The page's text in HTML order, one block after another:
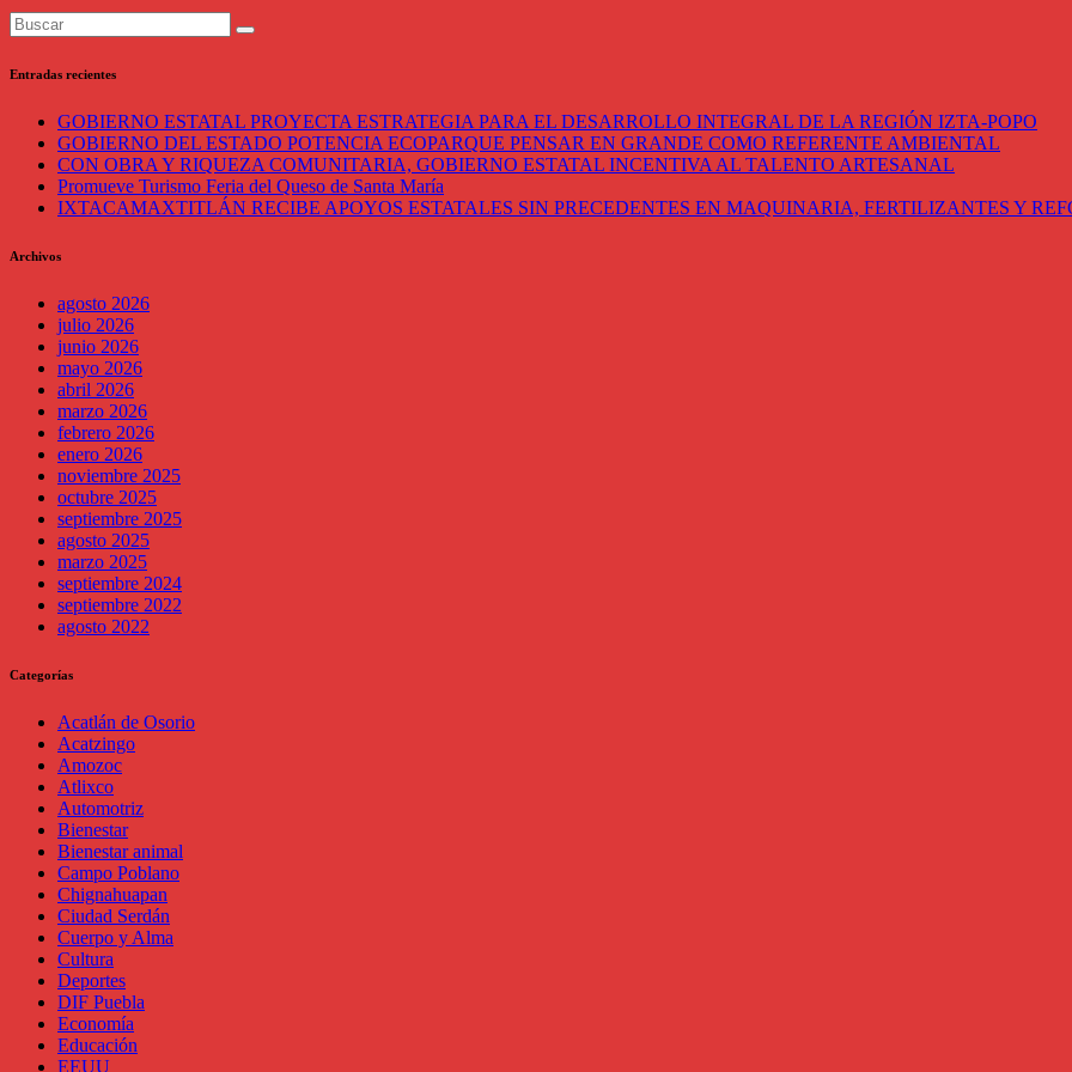
Entradas recientes
GOBIERNO ESTATAL PROYECTA ESTRATEGIA PARA EL DESARROLLO INTEGRAL DE LA REGIÓN IZTA-POPO
GOBIERNO DEL ESTADO POTENCIA ECOPARQUE PENSAR EN GRANDE COMO REFERENTE AMBIENTAL
CON OBRA Y RIQUEZA COMUNITARIA, GOBIERNO ESTATAL INCENTIVA AL TALENTO ARTESANAL
Promueve Turismo Feria del Queso de Santa María
IXTACAMAXTITLÁN RECIBE APOYOS ESTATALES SIN PRECEDENTES EN MAQUINARIA, FERTILIZANTES Y
Archivos
agosto 2026
julio 2026
junio 2026
mayo 2026
abril 2026
marzo 2026
febrero 2026
enero 2026
noviembre 2025
octubre 2025
septiembre 2025
agosto 2025
marzo 2025
septiembre 2024
septiembre 2022
agosto 2022
Categorías
Acatlán de Osorio
Acatzingo
Amozoc
Atlixco
Automotriz
Bienestar
Bienestar animal
Campo Poblano
Chignahuapan
Ciudad Serdán
Cuerpo y Alma
Cultura
Deportes
DIF Puebla
Economía
Educación
EEUU